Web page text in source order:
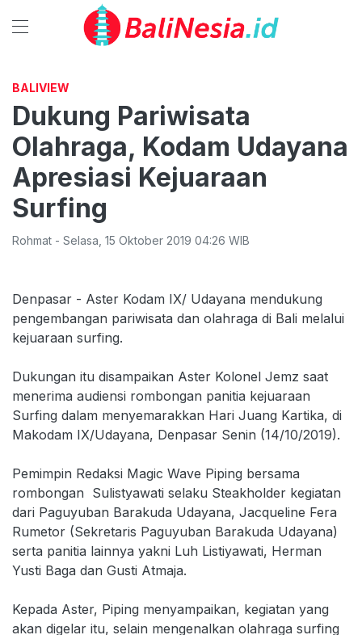
BALIVIEW
Dukung Pariwisata
Olahraga, Kodam Udayana
Apresiasi Kejuaraan
Surfing
Rohmat - Selasa 15 Oktober 2019 04:26 WIB
Denpasar - Aster Kodam IX/ Udayana mendukung
pengembangan pariwisata dan olahraga di Bali melalui
kejuaraan surfing.
Dukungan itu disampaikan Aster Kolonel Jemz saat
menerima audiensi rombongan panitia kejuaraan
Surfing dalam menyemarakkan Hari Juang Kartika, di
Makodam IX/Udayana, Denpasar Senin (14/10/2019).
Pemimpin Redaksi Magic Wave Piping bersama
rombongan Sulistyawati selaku Steakholder kegiatan
dari Paguyuban Barakuda Udayana, Jacqueline Fera
Rumetor (Sekretaris Paguyuban Barakuda Udayana)
serta panitia lainnya yakni Luh Listiyawati, Herman
Yusti Baga dan Gusti Atmaja.
Kepada Aster, Piping menyampaikan, kegiatan yang
akan digelar itu, selain mengenalkan olahraga surfing